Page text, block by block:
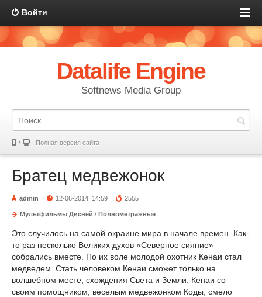
Войти
Datalife Engine
Softnews Media Group
Полная версия сайта
Братец медвежонок
admin 12-06-2014, 14:59 2555
Мультфильмы Дисней / Полнометражные
Это случилось на самой окраине мира в начале времен. Как-
то раз несколько Великих духов «Северное сияние»
собрались вместе. По их воле молодой охотник Кенаи стал
медведем. Стать человеком Кенаи сможет только на
волшебном месте, схождения Света и Земли. Кенаи со
своим помощником, веселым медвежонком Коды, смело